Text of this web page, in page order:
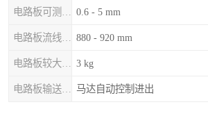
0.6 - 5 mm
880 - 920 mm
3 kg
马达自动控制进出